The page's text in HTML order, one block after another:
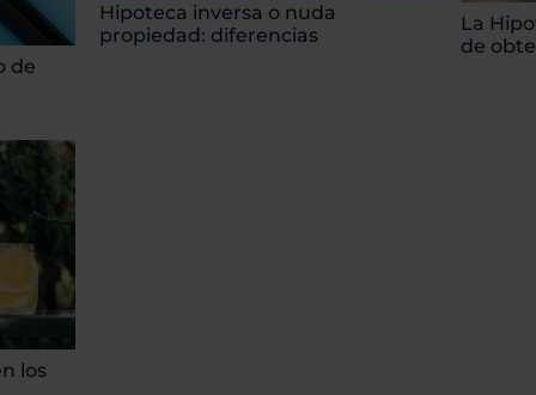
de
Hipoteca inversa o nuda
propiedad: diferencias
La
de
los